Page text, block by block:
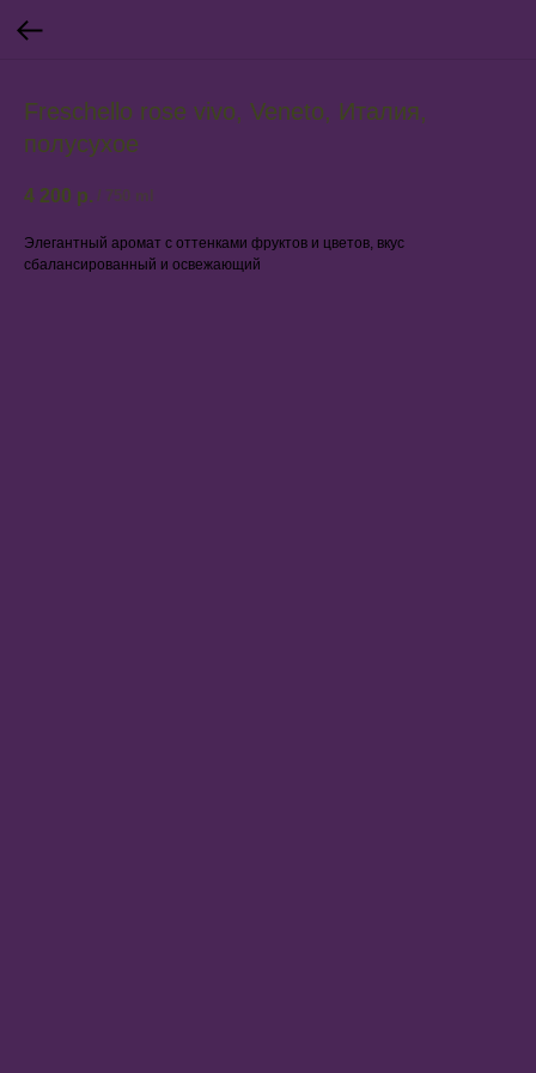
Freschello rose vivo, Veneto, Италия,
полусухое
4 200 р. / 750 ml
Элегантный аромат с оттенками фруктов и цветов, вкус
сбалансированный и освежающий